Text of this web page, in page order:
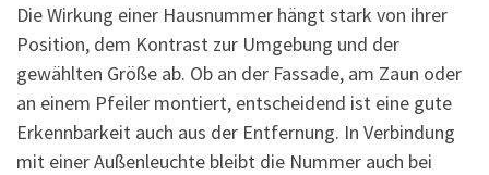
Die Wirkung einer Hausnummer hängt stark von ihrer
Position, dem Kontrast zur Umgebung und der
gewählten Größe ab. Ob an der Fassade, am Zaun oder
an einem Pfeiler montiert, entscheidend ist eine gute
Erkennbarkeit auch aus der Entfernung. In Verbindung
mit einer Außenleuchte bleibt die Nummer auch bei